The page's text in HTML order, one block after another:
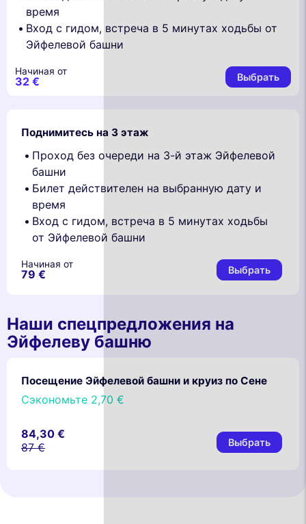
время
Вход с гидом, встреча в 5 минутах ходьбы от
Эйфелевой башни
Начиная от
32 € Выбрать
Поднимитесь на 3 этаж
Проход без очереди на 3-й этаж Эйфелевой
башни
Билет действителен на выбранную дату и
время
Вход с гидом, встреча в 5 минутах ходьбы
от Эйфелевой башни
Начиная от
79 € Выбрать
Наши спецпредложения на
Эйфелеву башню
Посещение Эйфелевой башни и круиз по Сене
Сэкономьте 2,70 €
84,30 €
87 €
Выбрать